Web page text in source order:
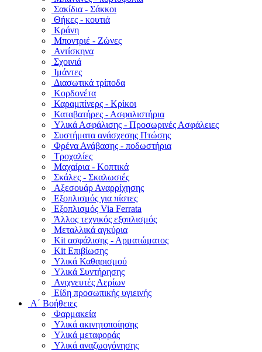
Σακίδια - Σάκκοι
Θήκες - κουτιά
Κράνη
Μποντριέ - Ζώνες
Αντίσκηνα
Σχοινιά
Ιμάντες
Διασωτικά τρίποδα
Κορδονέτα
Καραμπίνερς - Κρίκοι
Καταβατήρες - Ασφαλιστήρια
Υλικά Ασφάλισης - Προσωρινές Ασφάλειες
Συστήματα ανάσχεσης Πτώσης
Φρένα Ανάβασης - ποδωστήρια
Τροχαλίες
Μαχαίρια - Κοπτικά
Σκάλες - Σκαλωσιές
Αξεσουάρ Αναρρίχησης
Εξοπλισμός για πίστες
Εξοπλισμός Via Ferrata
Άλλος τεχνικός εξοπλισμός
Μεταλλικά αγκύρια
Kit ασφάλισης - Αρματώματος
Kit Επιβίωσης
Υλικά Καθαρισμού
Υλικά Συντήρησης
Ανιχνευτές Αερίων
Είδη προσωπικής υγιεινής
Α΄ Βοήθειες
Φαρμακεία
Υλικά ακινητοποίησης
Υλικά μεταφοράς
Υλικά αναζωογόνησης